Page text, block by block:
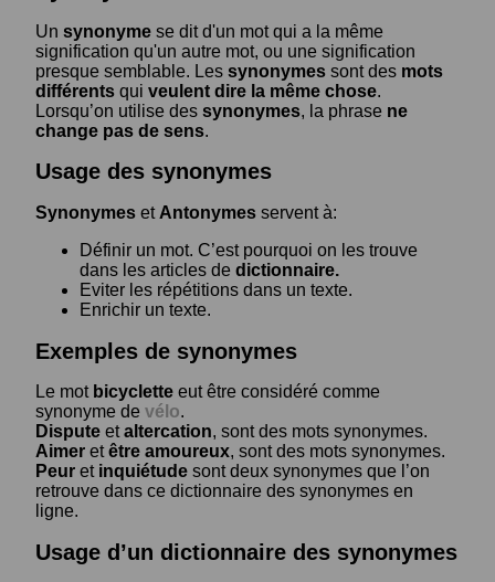
Un synonyme se dit d'un mot qui a la même
signification qu'un autre mot, ou une signification
presque semblable. Les synonymes sont des mots
différents qui veulent dire la même chose.
Lorsqu’on utilise des synonymes, la phrase ne
change pas de sens.
Usage des synonymes
Synonymes et Antonymes servent à:
Définir un mot. C’est pourquoi on les trouve
dans les articles de dictionnaire.
Eviter les répétitions dans un texte.
Enrichir un texte.
Exemples de synonymes
Le mot bicyclette eut être considéré comme
synonyme de vélo.
Dispute etaltercation, sont des mots synonymes.
Aimer etêtre amoureux, sont des mots synonymes.
Peur et inquiétude sont deux synonymes que l’on
retrouve dans ce dictionnaire des synonymes en
ligne.
Usage d’un dictionnaire des synonymes